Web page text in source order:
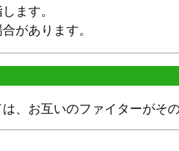
ます。
があります。
、お互いのファイターがそ